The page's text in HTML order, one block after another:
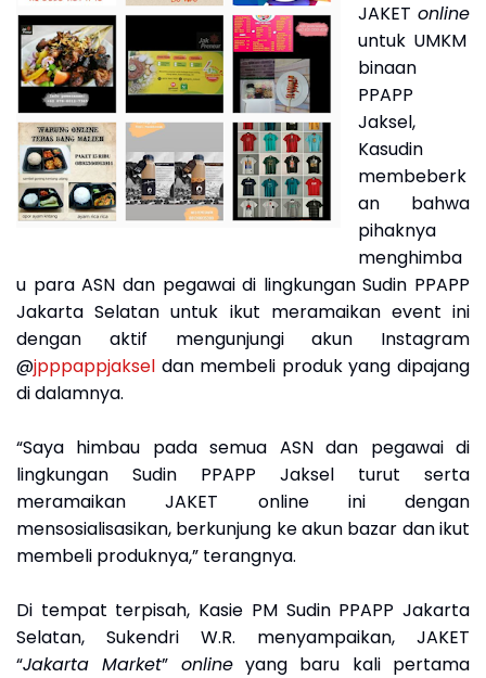
JAKET online
untuk UMKM
binaan
PPAPP
Jaksel,
Kasudin
membeberk
an bahwa
pihaknya
menghimba
u para ASN dan pegawai di lingkungan Sudin PPAPP
Jakarta Selatan untuk ikut meramaikan event ini
dengan aktif mengunjungi akun Instagram
@jpppappjaksel dan membeli produk yang dipajang
di dalamnya.
“Saya himbau pada semua ASN dan pegawai di
lingkungan Sudin PPAPP Jaksel turut serta
meramaikan JAKET online ini dengan
mensosialisasikan, berkunjung ke akun bazar dan ikut
membeli produknya,” terangnya.
Di tempat terpisah, Kasie PM Sudin PPAPP Jakarta
Selatan, Sukendri W.R. menyampaikan, JAKET
“Jakarta Market” onlineyang baru kali pertama